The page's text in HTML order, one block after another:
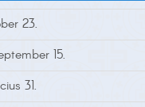
23.
15.
31.